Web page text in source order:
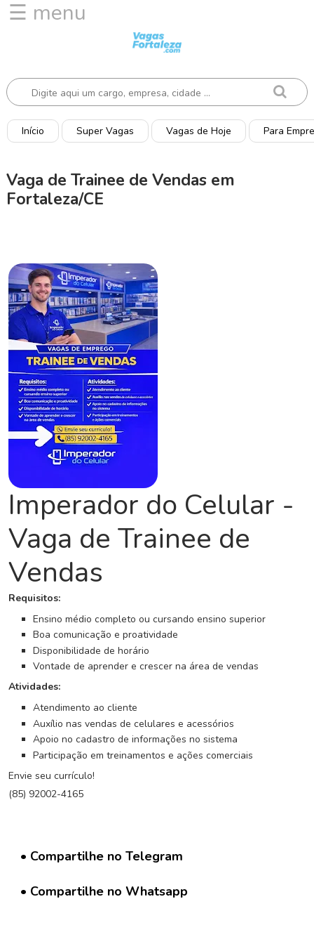
☰ menu
í
c
i
o
a
g
a
H
o
j
e
C
o
n
c
u
r
s
N
o
t
í
c
i
a
s
G
r
u
p
o
W
h
a
t
s
a
p
C
a
a
Início Super Vagas Vagas de Hoje Para
Vaga de Trainee de Vendas em
Fortaleza/CE
Imperador do Celular -
Vaga de Trainee de
Vendas
Requisitos:
Ensino médio completo ou cursando ensino superior
Boa comunicação e proatividade
Disponibilidade de horário
Vontade de aprender e crescer na área de vendas
Atividades:
Atendimento ao cliente
Auxílio nas vendas de celulares e acessórios
Apoio no cadastro de informações no sistema
Participação em treinamentos e ações comerciais
Envie seu currículo!
(85) 92002-4165
• Compartilhe no Telegram
• Compartilhe no Whatsapp